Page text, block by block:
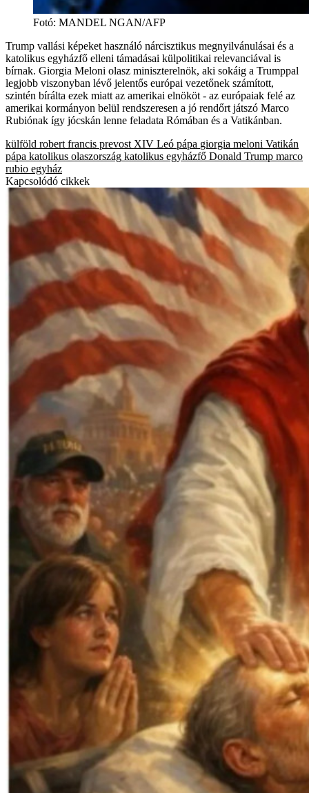
Fotó: MANDEL NGAN/AFP
Trump vallási képeket használó nárcisztikus megnyilvánulásai és a
katolikus egyházfő elleni támadásai külpolitikai relevanciával is
bírnak. Giorgia Meloni olasz miniszterelnök, aki sokáig a Trumppal
legjobb viszonyban lévő jelentős európai vezetőnek számított,
szintén bírálta ezek miatt az amerikai elnököt - az európaiak felé az
amerikai kormányon belül rendszeresen a jó rendőrt játszó Marco
Rubiónak így jócskán lenne feladata Rómában és a Vatikánban.
külföld robert francis prevost XIV Leó pápa giorgia meloni Vatikán
pápa katolikus olaszország katolikus egyházfő Donald Trump marco
rubio egyház
Kapcsolódó cikkek